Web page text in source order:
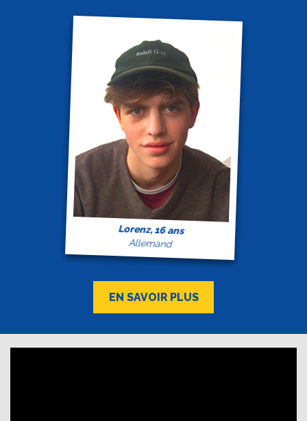
Lorenz, 16 ans
Allemand
EN SAVOIR PLUS